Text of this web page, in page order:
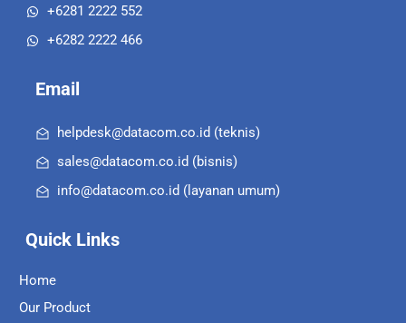
+6281 2222 552
+6282 2222 466
Email
helpdesk@datacom.co.id (teknis)
sales@datacom.co.id (bisnis)
info@datacom.co.id (layanan umum)
Quick Links
Home
Our Product